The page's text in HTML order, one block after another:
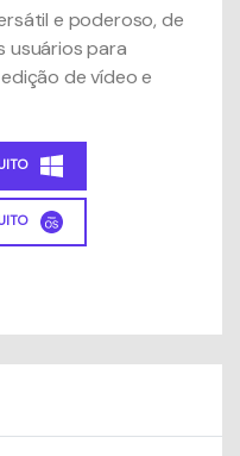
e poderoso, de
usuários para
de vídeo e